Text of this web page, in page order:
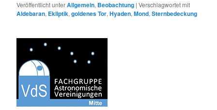
Veröffentlicht unterAllgemein, Beobachtung |Verschlagwortet mit
Aldebaran, Ekliptik,goldenes Tor,Hyaden,Mond,Sternbedeckung